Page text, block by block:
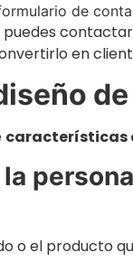
de
puedes
en
características
o el producto